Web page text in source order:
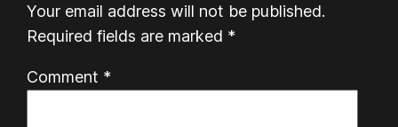
Your email address will not be published.
Required fields are marked *
Comment *